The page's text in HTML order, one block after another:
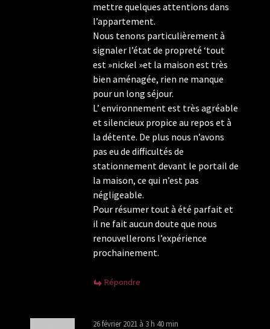
mettre quelques attentions dans
l’appartement.
Nous tenons particulièrement à
signaler l’état de propreté ‘tout
est »nickel »et la maison est très
bien aménagée, rien ne manque
pour un long séjour.
L’ environnement est très agréable
et silencieux propice au repos et à
la détente. De plus nous n’avons
pas eu de difficultés de
stationnement devant le portail de
la maison, ce qui n’est pas
négligeable.
Pour résumer tout à été parfait et
il ne fait aucun doute que nous
renouvellerons l’expérience
prochainement.
Répondre
26 février 2021 à 3 h 40 min